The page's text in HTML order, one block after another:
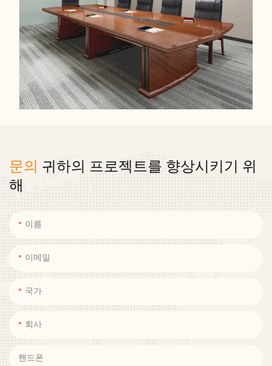
문의 귀하의 프로젝트를 향상시키기 위
해
이름
이메일
국가
회사
핸드폰